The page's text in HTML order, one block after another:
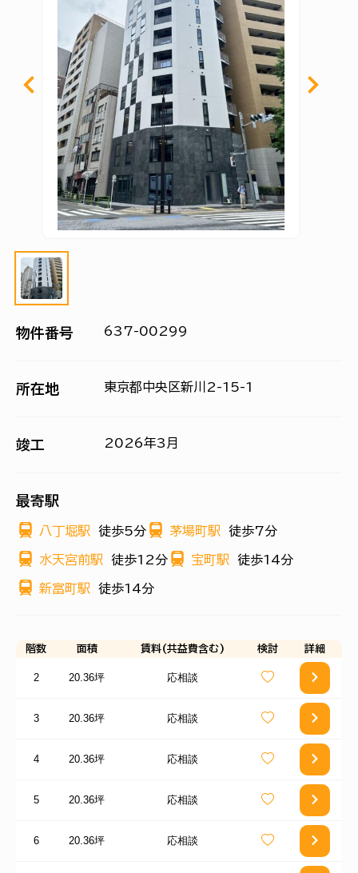
物件番号 637-00299
所在地 東京都中央区新川2-15-1
竣工 2026年3月
最寄駅
八丁堀駅 徒歩5分 茅場町駅 徒歩7分
水天宮前駅 徒歩12分 宝町駅 徒歩14分
新富町駅 徒歩14分
階数 面積 賃料(共益費含む) 検討 詳細
2 20.36坪 応相談
3 20.36坪 応相談
4 20.36坪 応相談
5 20.36坪 応相談
6 20.36坪 応相談